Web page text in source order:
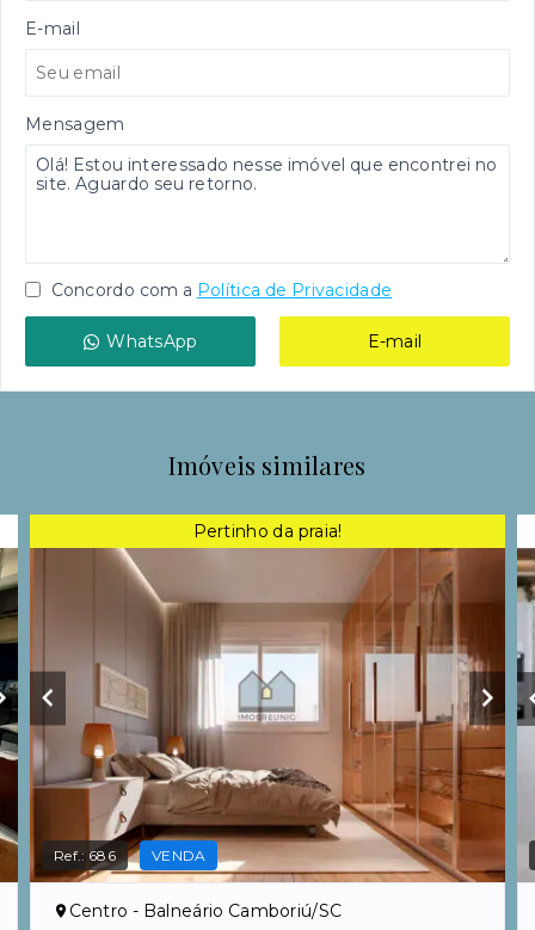
E-mail
Mensagem
Concordo com a Política de Privacidade
WhatsApp E-mail
Imóveis similares
Pertinho da praia!
Ref.: 686 VENDA
Centro - Balneário Camboriú/SC